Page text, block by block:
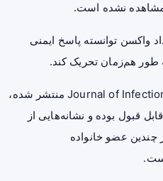
مشاهده نشده است.
واکسن توانسته پاسخ ایمنی
طور هم‌زمان تحریک کند.
پژوهشگران در مقاله خود که در Journal of Infection منتشر شده،
قبول بوده و نشانه‌هایی از
چندین عضو خانواده